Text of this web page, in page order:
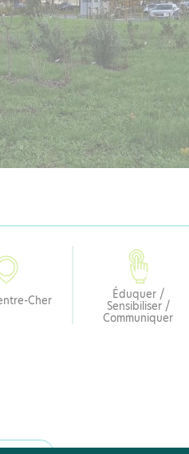
Cher
Éduquer /
Sensibiliser /
Communiquer